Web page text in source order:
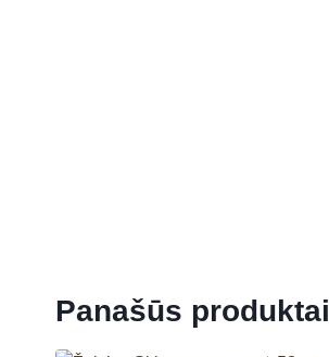
Panašūs produktai